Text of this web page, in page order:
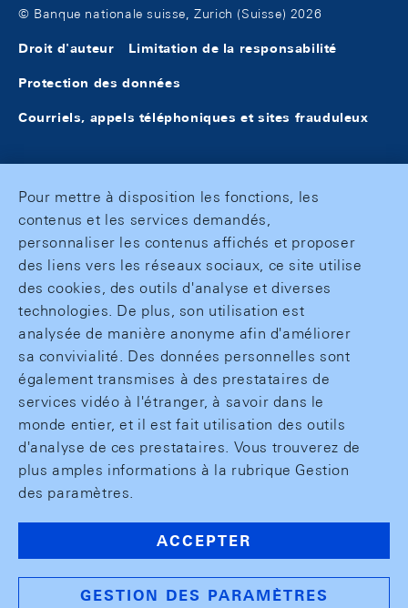
© Banque nationale suisse, Zurich (Suisse) 2026
Droit d'auteur Limitation de la responsabilité
Protection des données
Courriels, appels téléphoniques et sites frauduleux
Pour mettre à disposition les fonctions, les
contenus et les services demandés,
personnaliser les contenus affichés et proposer
des liens vers les réseaux sociaux, ce site utilise
des cookies, des outils d'analyse et diverses
technologies. De plus, son utilisation est
analysée de manière anonyme afin d'améliorer
sa convivialité. Des données personnelles sont
également transmises à des prestataires de
services vidéo à l'étranger, à savoir dans le
monde entier, et il est fait utilisation des outils
d'analyse de ces prestataires. Vous trouverez de
plus amples informations à la rubrique Gestion
des paramètres.
ACCEPTER
GESTION DES PARAMÈTRES